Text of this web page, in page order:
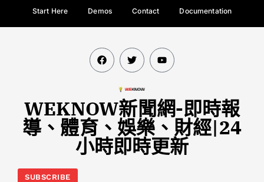
Start Here Demos Contact Documentation
WEKNOW新聞網-即時報
導、體育、娛樂、財經|24
小時即時更新
SUBSCRIBE